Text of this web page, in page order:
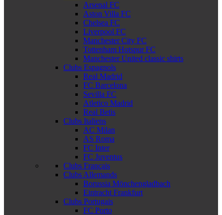
Arsenal FC
Aston Villa FC
Chelsea FC
Liverpool FC
Manchester City FC
Tottenham Hotspur FC
Manchester United classic shirts
Clubs Espagnols
Real Madrid
FC Barcelona
Sevilla FC
Atletico Madrid
Real Betis
Clubs Italiens
AC Milan
AS Roma
FC Inter
FC Juventus
Clubs Français
Clubs Allemands
Borussia Mönchengladbach
Eintracht Frankfurt
Clubs Portugais
FC Porto